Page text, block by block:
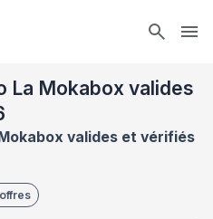
La Mokabox valides
valides et vérifiés
offres